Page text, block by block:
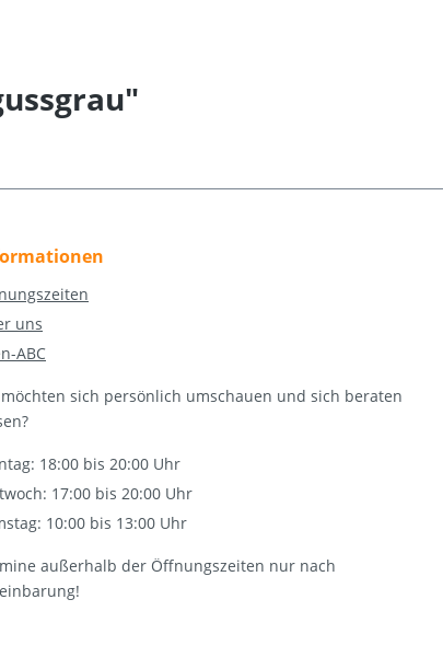
uns
ABC
sich persönlich umschauen und sich beraten
18:00 bis 20:00 Uhr
17:00 bis 20:00 Uhr
10:00 bis 13:00 Uhr
außerhalb der Öffnungszeiten nur nach